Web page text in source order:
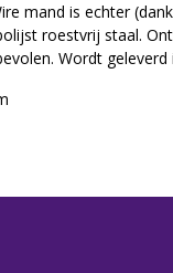
mand is echter
roestvrij staal.
Wordt